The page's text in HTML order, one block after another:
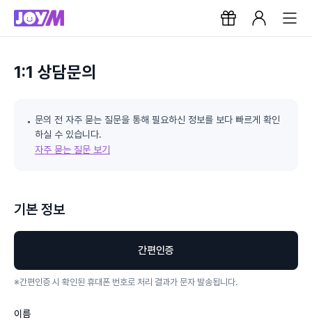
1:1 상담문의
문의 전 자주 묻는 질문을 통해 필요하신 정보를 보다 빠르게 확인
하실 수 있습니다.
자주 묻는 질문 보기
기본 정보
간편인증
※간편인증 시 확인된 휴대폰 번호로 처리 결과가 문자 발송됩니다.
이름